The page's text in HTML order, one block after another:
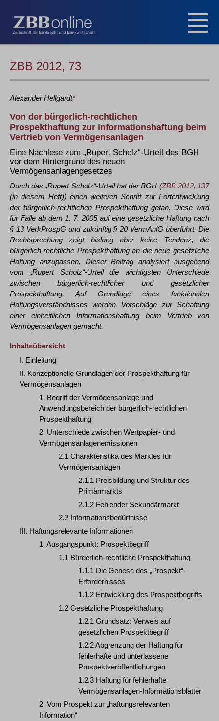
ZBB 2012, 73
Alexander Hellgardt*
Von der bürgerlich-rechtlichen
Prospekthaftung zur Informationshaftung beim
Vertrieb von Vermögensanlagen
Eine Nachlese zum „Rupert Scholz“-Urteil des BGH
vor dem Hintergrund des neuen
Vermögensanlagengesetzes
Durch das „Rupert Scholz“-Urteil hat der BGH (ZBB 2012, 137
(in diesem Heft)) einen weiteren Schritt zur Fortentwicklung
der bürgerlich-rechtlichen Prospekthaftung getan. Diese wird
für Fälle ab dem 1. 7. 2005 auf eine gesetzliche Haftung nach
§ 13 VerkProspG und zukünftig § 20 VermAnlG überführt. Die
Rechtsprechung zeigt bislang aber keine Tendenz, die
bürgerlich-rechtliche Prospekthaftung an die neue gesetzliche
Haftung anzupassen. Dieser Beitrag analysiert ausgehend
vom „Rupert Scholz“-Urteil die wichtigsten Unterschiede
zwischen bürgerlich-rechtlicher und gesetzlicher
Prospekthaftung. Auf Grundlage eines funktionalen
Haftungsverständnisses werden Vorschläge zur Schaffung
einer einheitlichen Informationshaftung beim Vertrieb von
Vermögensanlagen gemacht.
Inhaltsübersicht
I. Einleitung
II. Konzeptionelle Grundlagen der Prospekthaftung für
Vermögensanlagen
1. Begriff der Vermögensanlage und
Anwendungsbereich der bürgerlich-rechtlichen
Prospekthaftung
2. Unterschiede zwischen Wertpapier- und
Vermögensanlagenemissionen
2.1 Charakteristika des Marktes für
Vermögensanlagen
2.1.1 Preisbildung und Struktur des
Primärmarkts
2.1.2 Fehlender Sekundärmarkt
2.2 Informationsbedürfnisse
III. Haftungsrelevante Informationen
1. Ausgangspunkt: Prospektbegriff
1.1 Bürgerlich-rechtliche Prospekthaftung
1.1.1 Die Genese des „Prospekt“-
Erfordernisses
1.1.2 Entwicklung des Prospektbegriffs
1.2 Gesetzliche Prospekthaftung
1.2.1 Grundsatz: Verweis auf
gesetzlichen Prospektbegriff
1.2.2 Abgrenzung der Haftung für
fehlerhafte und unterlassene
Prospektveröffentlichungen
1.2.3 Haftung für fehlerhafte
Vermögensanlagen-Informationsblätter
2. Vom Prospekt zur „haftungsrelevanten
Information“